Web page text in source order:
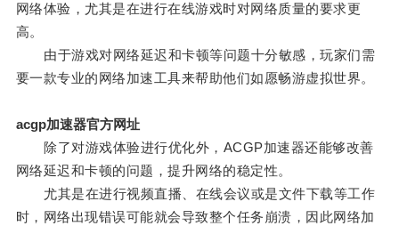
网络体验，尤其是在进行在线游戏时对网络质量的要求更
高。
由于游戏对网络延迟和卡顿等问题十分敏感，玩家们需
要一款专业的网络加速工具来帮助他们如愿畅游虚拟世界。
acgp加速器官方网址
除了对游戏体验进行优化外，ACGP加速器还能够改善
网络延迟和卡顿的问题，提升网络的稳定性。
尤其是在进行视频直播、在线会议或是文件下载等工作
时，网络出现错误可能就会导致整个任务崩溃，因此网络加